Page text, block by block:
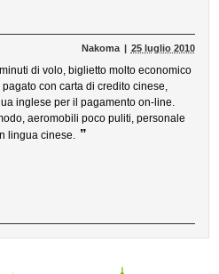
Nakoma 25 luglio 2010
di volo, biglietto molto economico
con carta di credito cinese,
inglese per il pagamento on-line.
aeromobili poco puliti, personale
lingua cinese. ”